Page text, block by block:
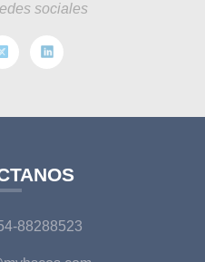
sociales
88288523